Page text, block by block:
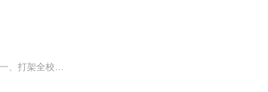
打遍大院无敌手、老师家长都头疼的小霸王宋笙歌转到B市上学，意外邂逅了校霸季杭，一个学习年级第一、打架全校第一、最不像校霸的校霸，本以为是两王相争转头却发现，宋笙歌早以“杭哥小弟”的身份自居。迥然不同却意外合拍的两人，互相陪伴、救赎。开启了...